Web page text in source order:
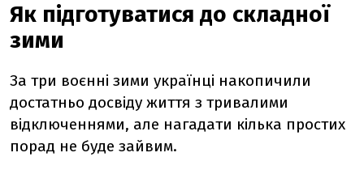
Як підготуватися до складної
зими
За три воєнні зими українці накопичили
достатньо досвіду життя з тривалими
відключеннями, але нагадати кілька простих
порад не буде зайвим.